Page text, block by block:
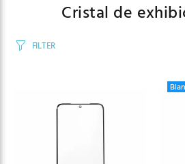
Cristal de
FILTER